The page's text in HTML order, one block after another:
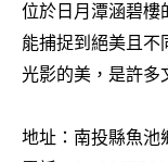
位於日月潭涵碧樓
能捕捉到絕美且不
光影的美，是許多
地址：南投縣魚池